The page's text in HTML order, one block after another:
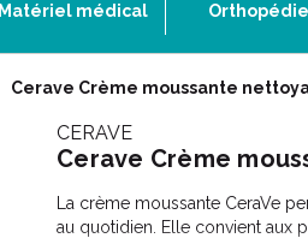
Matériel médical Orthopédie
Cerave Crème moussante
CERAVE
Cerave Crème
La crème moussante CeraVe
au quotidien. Elle convient aux